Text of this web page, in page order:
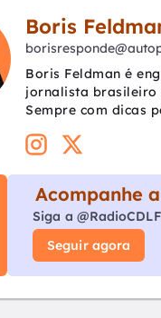
Boris
Boris Feldman é
jornalista brasileiro
Sempre com dicas
Acompanhe
Siga a
Seguir agora